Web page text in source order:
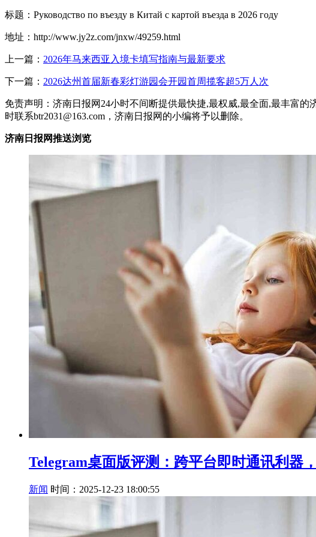
标题：Руководство по въезду в Китай с картой въезда в 2026 году
地址：http://www.jy2z.com/jnxw/49259.html
上一篇： 2026年马来西亚入境卡填写指南与最新要求
下一篇： 2026达州首届新春彩灯游园会开园首周揽客超5万人次
免责声明：济南日报网24小时不间断提供最快捷,最权威,最全面,最丰富
时联系btr2031@163.com，济南日报网的小编将予以删除。
济南日报网推送浏览
Telegram桌面版评测：跨平台即时通讯利器
新闻 时间：2025-12-23 18:00:55